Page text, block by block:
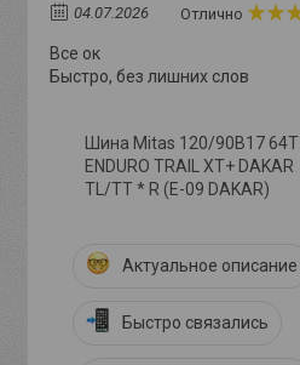
04.07.2026 Отлично
Все ок
Быстро, без лишних слов
Шина Mitas 120/90B17 64T
ENDURO TRAIL XT+ DAKAR
TL/TT * R (E-09 DAKAR)
Актуальное описание
Быстро связались